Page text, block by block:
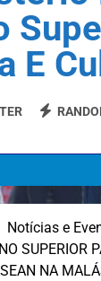
E
Notícias e
SUPERIOR
NA